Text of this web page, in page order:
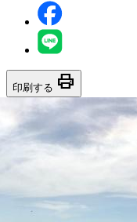
印刷する print